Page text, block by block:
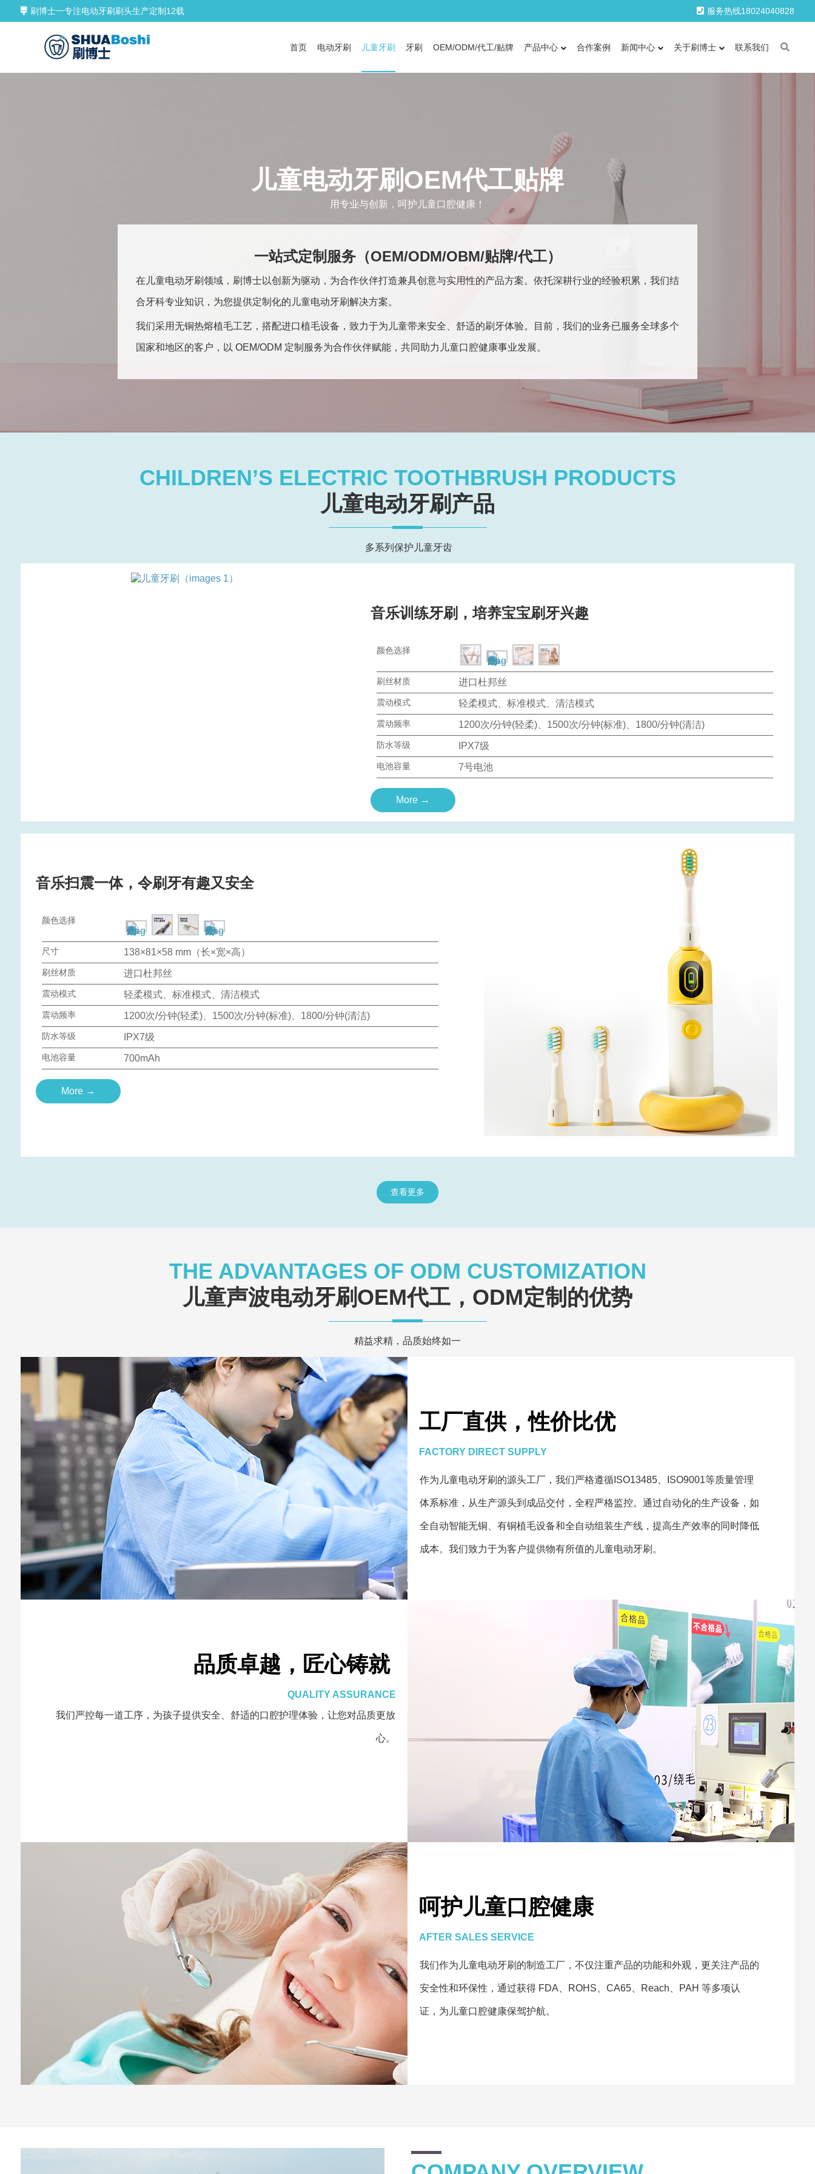
刷博士一专注电动牙刷刷头生产定制12载 服务热线18024040828
首页 电动牙刷 儿童牙刷 牙刷 OEM/ODM/代工/贴牌 产品中心 合作案例 新闻中心 关于刷博士 联系我们
儿童电动牙刷OEM代工贴牌
用专业与创新，呵护儿童口腔健康！
一站式定制服务（OEM/ODM/OBM/贴牌/代工）
在儿童电动牙刷领域，刷博士以创新为驱动，为合作伙伴打造兼具创意与实用性的产品方案。依托深耕行业的经验积累，我们结
合牙科专业知识，为您提供定制化的儿童电动牙刷解决方案。
我们采用无铜热熔植毛工艺，搭配进口植毛设备，致力于为儿童带来安全、舒适的刷牙体验。目前，我们的业务已服务全球多个
国家和地区的客户，以 OEM/ODM 定制服务为合作伙伴赋能，共同助力儿童口腔健康事业发展。
CHILDREN’S ELECTRIC TOOTHBRUSH PRODUCTS
儿童电动牙刷产品
多系列保护儿童牙齿
音乐训练牙刷，培养宝宝刷牙兴趣
颜色选择
刷丝材质 进口杜邦丝
震动模式 轻柔模式、标准模式、清洁模式
震动频率 1200次/分钟(轻柔)、1500次/分钟(标准)、1800/分钟(清洁)
防水等级 IPX7级
电池容量 7号电池
More →
音乐扫震一体，令刷牙有趣又安全
颜色选择
尺寸 138×81×58 mm（长×宽×高）
刷丝材质 进口杜邦丝
震动模式 轻柔模式、标准模式、清洁模式
震动频率 1200次/分钟(轻柔)、1500次/分钟(标准)、1800/分钟(清洁)
防水等级 IPX7级
电池容量 700mAh
More →
查看更多
THE ADVANTAGES OF ODM CUSTOMIZATION
儿童声波电动牙刷OEM代工，ODM定制的优势
精益求精，品质始终如一
工厂直供，性价比优
FACTORY DIRECT SUPPLY
作为儿童电动牙刷的源头工厂，我们严格遵循ISO13485、ISO9001等质量管理
体系标准，从生产源头到成品交付，全程严格监控。通过自动化的生产设备，如
全自动智能无铜、有铜植毛设备和全自动组装生产线，提高生产效率的同时降低
成本。我们致力于为客户提供物有所值的儿童电动牙刷。
品质卓越，匠心铸就
QUALITY ASSURANCE
我们严控每一道工序，为孩子提供安全、舒适的口腔护理体验，让您对品质更放
心。
呵护儿童口腔健康
AFTER SALES SERVICE
我们作为儿童电动牙刷的制造工厂，不仅注重产品的功能和外观，更关注产品的
安全性和环保性，通过获得 FDA、ROHS、CA65、Reach、PAH 等多项认
证，为儿童口腔健康保驾护航。